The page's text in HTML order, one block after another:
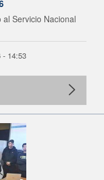
Servicio Nacional
- 14:53